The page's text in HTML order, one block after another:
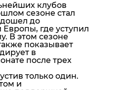
клубов
сезоне стал
до
где уступил
В этом сезоне
показывает
в
после трех
только один.
и